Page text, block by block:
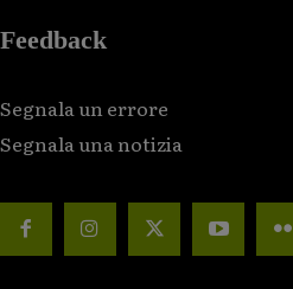
Feedback
Segnala un errore
Segnala una notizia